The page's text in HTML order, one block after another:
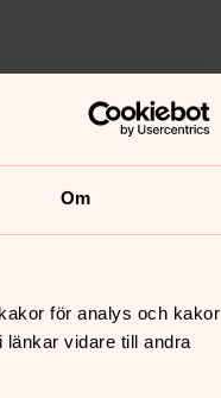
Om
för analys och kakor
vidare till andra